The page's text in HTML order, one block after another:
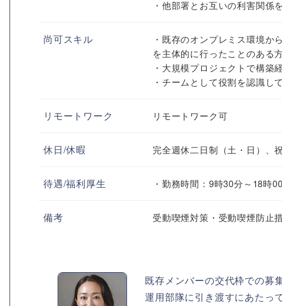
・他部署とお互いの利害関係
尚可スキル
・既存のオンプレミス環境か
を主体的に行ったことのある
・大規模プロジェクトで構築
・チームとして役割を認識し
リモートワーク リモートワーク可
休日/休暇 完全週休二日制（土・日）、
待遇/福利厚生 ・勤務時間：9時30分～18時
備考 受動喫煙対策・受動喫煙防止
既存メンバーの交代枠での募
運用部隊に引き渡すにあたっ